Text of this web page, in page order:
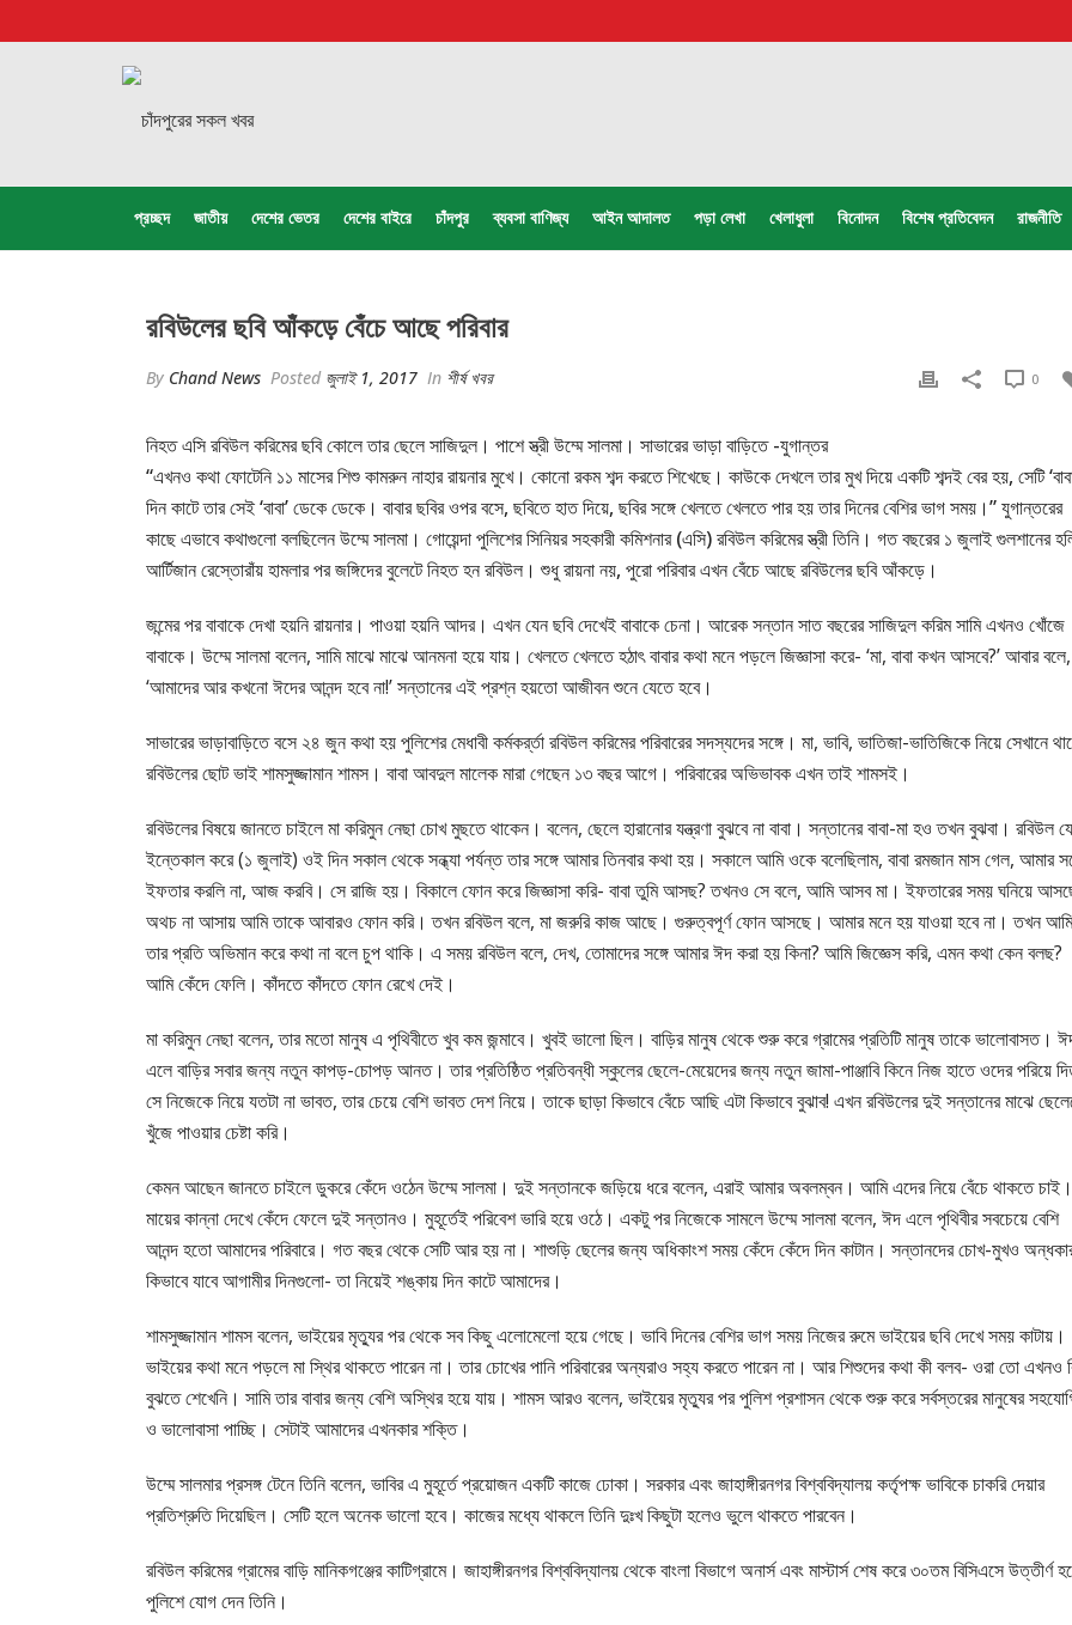
প্রচ্ছদ জাতীয় দেশের ভেতর দেশের বাইরে চাঁদপুর ব্যবসা বাণিজ্য আইন আদালত পড়া লেখা খেলাধুলা বিনোদন বিশেষ প্রতিবেদন রাজনীতি
রবিউলের ছবি আঁকড়ে বেঁচে আছে পরিবার
By Chand News Posted জুলাই 1, 2017 In শীর্ষ খবর 0
নিহত এসি রবিউল করিমের ছবি কোলে তার ছেলে সাজিদুল। পাশে স্ত্রী উম্মে সালমা। সাভারের ভাড়া বাড়িতে -যুগান্তর
“এখনও কথা ফোটেনি ১১ মাসের শিশু কামরুন নাহার রায়নার মুখে। কোনো রকম শব্দ করতে শিখেছে। কাউকে দেখলে তার মুখ দিয়ে একটি শব্দই বের হয়, সেটি
দিন কাটে তার সেই ‘বাবা’ ডেকে ডেকে। বাবার ছবির ওপর বসে, ছবিতে হাত দিয়ে, ছবির সঙ্গে খেলতে খেলতে পার হয় তার দিনের বেশির ভাগ সময়।” যুগান্তরের
কাছে এভাবে কথাগুলো বলছিলেন উম্মে সালমা। গোয়েন্দা পুলিশের সিনিয়র সহকারী কমিশনার (এসি) রবিউল করিমের স্ত্রী তিনি। গত বছরের ১ জুলাই গুলশানের
আর্টিজান রেস্তোরাঁয় হামলার পর জঙ্গিদের বুলেটে নিহত হন রবিউল। শুধু রায়না নয়, পুরো পরিবার এখন বেঁচে আছে রবিউলের ছবি আঁকড়ে।
জন্মের পর বাবাকে দেখা হয়নি রায়নার। পাওয়া হয়নি আদর। এখন যেন ছবি দেখেই বাবাকে চেনা। আরেক সন্তান সাত বছরের সাজিদুল করিম সামি এখনও খোঁজে
বাবাকে। উম্মে সালমা বলেন, সামি মাঝে মাঝে আনমনা হয়ে যায়। খেলতে খেলতে হঠাৎ বাবার কথা মনে পড়লে জিজ্ঞাসা করে- ‘মা, বাবা কখন আসবে?’ আবার বলে,
‘আমাদের আর কখনো ঈদের আনন্দ হবে না!’ সন্তানের এই প্রশ্ন হয়তো আজীবন শুনে যেতে হবে।
সাভারের ভাড়াবাড়িতে বসে ২৪ জুন কথা হয় পুলিশের মেধাবী কর্মকর্র্তা রবিউল করিমের পরিবারের সদস্যদের সঙ্গে। মা, ভাবি, ভাতিজা-ভাতিজিকে নিয়ে সেখানে
রবিউলের ছোট ভাই শামসুজ্জামান শামস। বাবা আবদুল মালেক মারা গেছেন ১৩ বছর আগে। পরিবারের অভিভাবক এখন তাই শামসই।
রবিউলের বিষয়ে জানতে চাইলে মা করিমুন নেছা চোখ মুছতে থাকেন। বলেন, ছেলে হারানোর যন্ত্রণা বুঝবে না বাবা। সন্তানের বাবা-মা হও তখন বুঝবা। রবিউল
ইন্তেকাল করে (১ জুলাই) ওই দিন সকাল থেকে সন্ধ্যা পর্যন্ত তার সঙ্গে আমার তিনবার কথা হয়। সকালে আমি ওকে বলেছিলাম, বাবা রমজান মাস গেল, আমার
ইফতার করলি না, আজ করবি। সে রাজি হয়। বিকালে ফোন করে জিজ্ঞাসা করি- বাবা তুমি আসছ? তখনও সে বলে, আমি আসব মা। ইফতারের সময় ঘনিয়ে
অথচ না আসায় আমি তাকে আবারও ফোন করি। তখন রবিউল বলে, মা জরুরি কাজ আছে। গুরুত্বপূর্ণ ফোন আসছে। আমার মনে হয় যাওয়া হবে না। তখন আমি
তার প্রতি অভিমান করে কথা না বলে চুপ থাকি। এ সময় রবিউল বলে, দেখ, তোমাদের সঙ্গে আমার ঈদ করা হয় কিনা? আমি জিজ্ঞেস করি, এমন কথা কেন বলছ?
আমি কেঁদে ফেলি। কাঁদতে কাঁদতে ফোন রেখে দেই।
মা করিমুন নেছা বলেন, তার মতো মানুষ এ পৃথিবীতে খুব কম জন্মাবে। খুবই ভালো ছিল। বাড়ির মানুষ থেকে শুরু করে গ্রামের প্রতিটি মানুষ তাকে ভালোবাসত।
এলে বাড়ির সবার জন্য নতুন কাপড়-চোপড় আনত। তার প্রতিষ্ঠিত প্রতিবন্ধী স্কুলের ছেলে-মেয়েদের জন্য নতুন জামা-পাঞ্জাবি কিনে নিজ হাতে ওদের পরিয়ে
সে নিজেকে নিয়ে যতটা না ভাবত, তার চেয়ে বেশি ভাবত দেশ নিয়ে। তাকে ছাড়া কিভাবে বেঁচে আছি এটা কিভাবে বুঝাব! এখন রবিউলের দুই সন্তানের মাঝে
খুঁজে পাওয়ার চেষ্টা করি।
কেমন আছেন জানতে চাইলে ডুকরে কেঁদে ওঠেন উম্মে সালমা। দুই সন্তানকে জড়িয়ে ধরে বলেন, এরাই আমার অবলম্বন। আমি এদের নিয়ে বেঁচে থাকতে চাই।
মায়ের কান্না দেখে কেঁদে ফেলে দুই সন্তানও। মুহূর্তেই পরিবেশ ভারি হয়ে ওঠে। একটু পর নিজেকে সামলে উম্মে সালমা বলেন, ঈদ এলে পৃথিবীর সবচেয়ে বেশি
আনন্দ হতো আমাদের পরিবারে। গত বছর থেকে সেটি আর হয় না। শাশুড়ি ছেলের জন্য অধিকাংশ সময় কেঁদে কেঁদে দিন কাটান। সন্তানদের চোখ-মুখও
কিভাবে যাবে আগামীর দিনগুলো- তা নিয়েই শঙ্কায় দিন কাটে আমাদের।
শামসুজ্জামান শামস বলেন, ভাইয়ের মৃত্যুর পর থেকে সব কিছু এলোমেলো হয়ে গেছে। ভাবি দিনের বেশির ভাগ সময় নিজের রুমে ভাইয়ের ছবি দেখে সময় কাটায়।
ভাইয়ের কথা মনে পড়লে মা স্থির থাকতে পারেন না। তার চোখের পানি পরিবারের অন্যরাও সহ্য করতে পারেন না। আর শিশুদের কথা কী বলব- ওরা তো এখনও
বুঝতে শেখেনি। সামি তার বাবার জন্য বেশি অস্থির হয়ে যায়। শামস আরও বলেন, ভাইয়ের মৃত্যুর পর পুলিশ প্রশাসন থেকে শুরু করে সর্বস্তরের মানুষের
ও ভালোবাসা পাচ্ছি। সেটাই আমাদের এখনকার শক্তি।
উম্মে সালমার প্রসঙ্গ টেনে তিনি বলেন, ভাবির এ মুহূর্তে প্রয়োজন একটি কাজে ঢোকা। সরকার এবং জাহাঙ্গীরনগর বিশ্ববিদ্যালয় কর্তৃপক্ষ ভাবিকে চাকরি দেয়ার
প্রতিশ্রুতি দিয়েছিল। সেটি হলে অনেক ভালো হবে। কাজের মধ্যে থাকলে তিনি দুঃখ কিছুটা হলেও ভুলে থাকতে পারবেন।
রবিউল করিমের গ্রামের বাড়ি মানিকগঞ্জের কাটিগ্রামে। জাহাঙ্গীরনগর বিশ্ববিদ্যালয় থেকে বাংলা বিভাগে অনার্স এবং মাস্টার্স শেষ করে ৩০তম বিসিএসে উত্তীর্ণ
পুলিশে যোগ দেন তিনি।